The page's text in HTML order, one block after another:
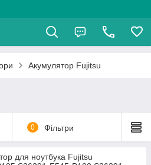
Акумулятор Fujitsu
0 Фільтри
для ноутбука Fujitsu